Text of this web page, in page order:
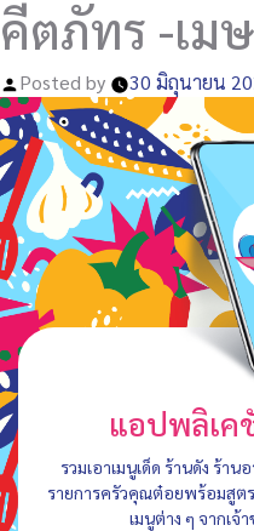
คีตภัทร -เม
Posted by 30 มิถุนายน
แอปพลิเ
รวมเอาเมนูเด็ด ร้านดัง ร้า
รายการครัวคุณต๋อยพร้อมสูต
เมนูต่าง ๆ จากเจ้